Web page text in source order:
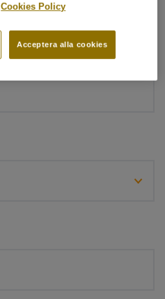
Cookies Policy
Acceptera alla cookies